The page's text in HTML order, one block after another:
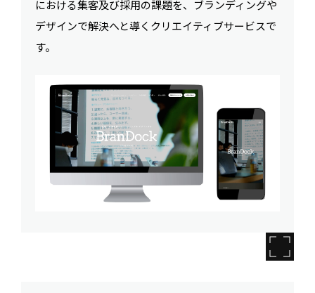
における集客及び採用の課題を、ブランディングや
デザインで解決へと導くクリエイティブサービスで
す。